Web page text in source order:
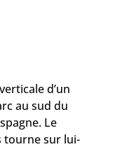
d’un
au sud du
Le
tourne sur lui-